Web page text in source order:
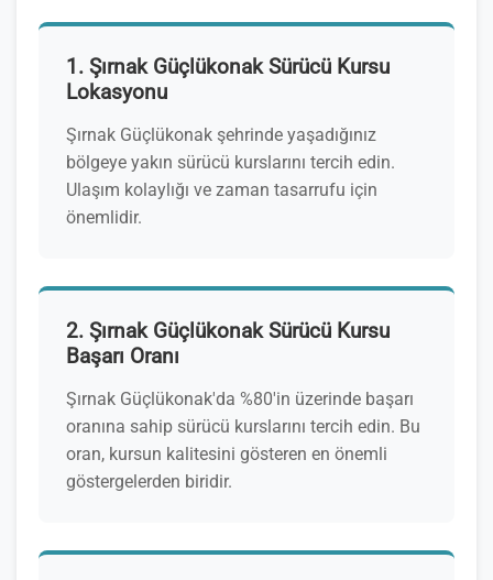
1. Şırnak Güçlükonak Sürücü Kursu
Lokasyonu
Şırnak Güçlükonak şehrinde yaşadığınız
bölgeye yakın sürücü kurslarını tercih edin.
Ulaşım kolaylığı ve zaman tasarrufu için
önemlidir.
2. Şırnak Güçlükonak Sürücü Kursu
Başarı Oranı
Şırnak Güçlükonak'da %80'in üzerinde başarı
oranına sahip sürücü kurslarını tercih edin. Bu
oran, kursun kalitesini gösteren en önemli
göstergelerden biridir.